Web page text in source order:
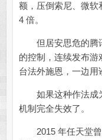
额，压倒索尼、微软
4 倍。
但居安思危的腾
的控制，连续发布
台法外施恩，一边用
如果这种作法成
机制完全失效了。
2015 年任天堂曾